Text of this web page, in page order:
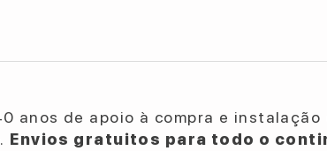
anos de apoio à compra e instalação
Envios gratuitos para todo o